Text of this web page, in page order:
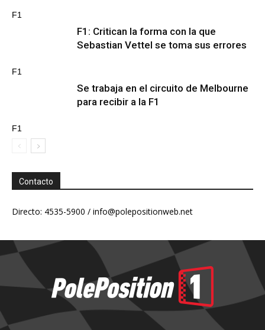
F1
F1
F1: Critican la forma con la que
Sebastian Vettel se toma sus errores
F1
Se trabaja en el circuito de Melbourne
para recibir a la F1
Contacto
Directo: 4535-5900 / info@polepositionweb.net